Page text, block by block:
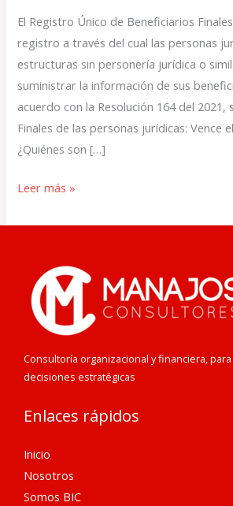
El Registro Único de Beneficiarios
registro a través del cual las personas
estructuras sin personería jurídica o
suministrar la información de sus
acuerdo con la Resolución 164 del 2021,
Finales de las personas jurídicas: Vence
¿Quiénes son […]
Leer más »
Consultoría organizacional y financiera,
decisiones estratégicas
Enlaces rápidos
Inicio
Nosotros
Somos BIC